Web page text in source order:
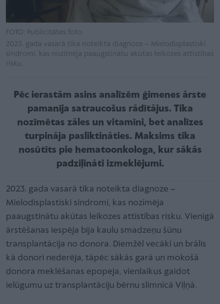
FOTO: Publicitātes foto
2023. gada vasarā tika noteikta diagnoze – Mielodisplastiski
sindromi, kas nozīmēja paaugstinātu akūtas leikozes attīstības
risku.
Pēc ierastām asins analīzēm ģimenes ārste
pamanīja satraucošus rādītājus. Tika
nozīmētas zāles un vitamīni, bet analīzes
turpināja pasliktināties. Maksims tika
nosūtīts pie hematoonkologa, kur sākās
padziļināti izmeklējumi.
2023. gada vasarā tika noteikta diagnoze –
Mielodisplastiski sindromi, kas nozīmēja
paaugstinātu akūtas leikozes attīstības risku. Vienīgā
ārstēšanas iespēja bija kaulu smadzeņu šūnu
transplantācija no donora. Diemžēl vecāki un brālis
kā donori nederēja, tāpēc sākās garā un mokošā
donora meklēšanas epopeja, vienlaikus gaidot
ielūgumu uz transplantāciju bērnu slimnīcā Viļņā.